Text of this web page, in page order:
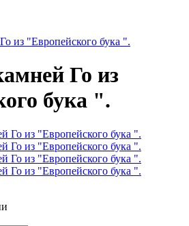
из "Европейского бука ".
Го из
бука ".